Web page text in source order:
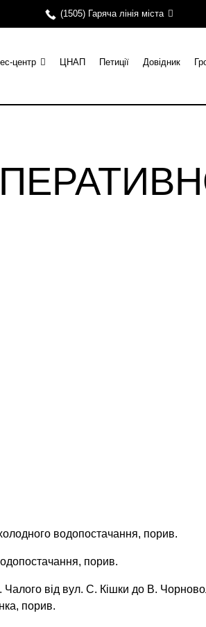
(1505) Гаряча лінія міста
центр ЦНАП Петиції Довідник
водопостачання, порив.
порив.
Чалого від вул. С. Кішки до В.
порив.